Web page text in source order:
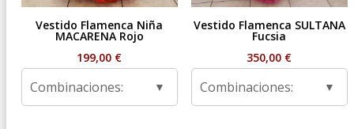
Vestido Flamenca Niña
MACARENA Rojo
199,00 €
Combinaciones:
Vestido Flamenca SULTANA
Fucsia
350,00 €
Combinaciones: